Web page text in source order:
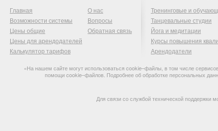
Главная
Возможности системы
Цены общие
Цены для арендодателей
Калькулятор тарифов
О нас
Вопросы
Обратная связь
Тренинговые и
Танцевальные студии
Йога и медитации
Курсы повышения
Арендодатели
«На нашем сайте могут использоваться cookie–файлы, в том числе
помощи cookie–файлов. Подробнее об обработке персональных
Для связи со службой технической поддержки